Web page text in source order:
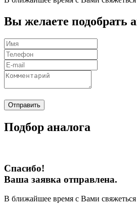
Вы желаете подобрать
Отправить
Подбор аналога
Спасибо!
Ваша заявка отправлена.
В ближайшее время с Вами свяжеться